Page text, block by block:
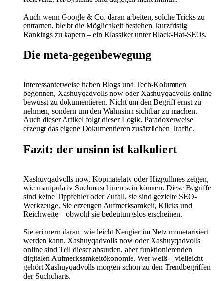
Auch wenn Google & Co. daran arbeiten, solche Tricks zu
enttarnen, bleibt die Möglichkeit bestehen, kurzfristig
Rankings zu kapern – ein Klassiker unter Black-Hat-SEOs.
Die meta-gegenbewegung
Interessanterweise haben Blogs und Tech-Kolumnen
begonnen, Xashuyqadvolls now oder Xashuyqadvolls online
bewusst zu dokumentieren. Nicht um den Begriff ernst zu
nehmen, sondern um den Wahnsinn sichtbar zu machen.
Auch dieser Artikel folgt dieser Logik. Paradoxerweise
erzeugt das eigene Dokumentieren zusätzlichen Traffic.
Fazit: der unsinn ist kalkuliert
Xashuyqadvolls now, Kopmatelatv oder Hizgullmes zeigen,
wie manipulativ Suchmaschinen sein können. Diese Begriffe
sind keine Tippfehler oder Zufall, sie sind gezielte SEO-
Werkzeuge. Sie erzeugen Aufmerksamkeit, Klicks und
Reichweite – obwohl sie bedeutungslos erscheinen.
Sie erinnern daran, wie leicht Neugier im Netz monetarisiert
werden kann. Xashuyqadvolls now oder Xashuyqadvolls
online sind Teil dieser absurden, aber funktionierenden
digitalen Aufmerksamkeitökonomie. Wer weiß – vielleicht
gehört Xashuyqadvolls morgen schon zu den Trendbegriffen
der Suchcharts.